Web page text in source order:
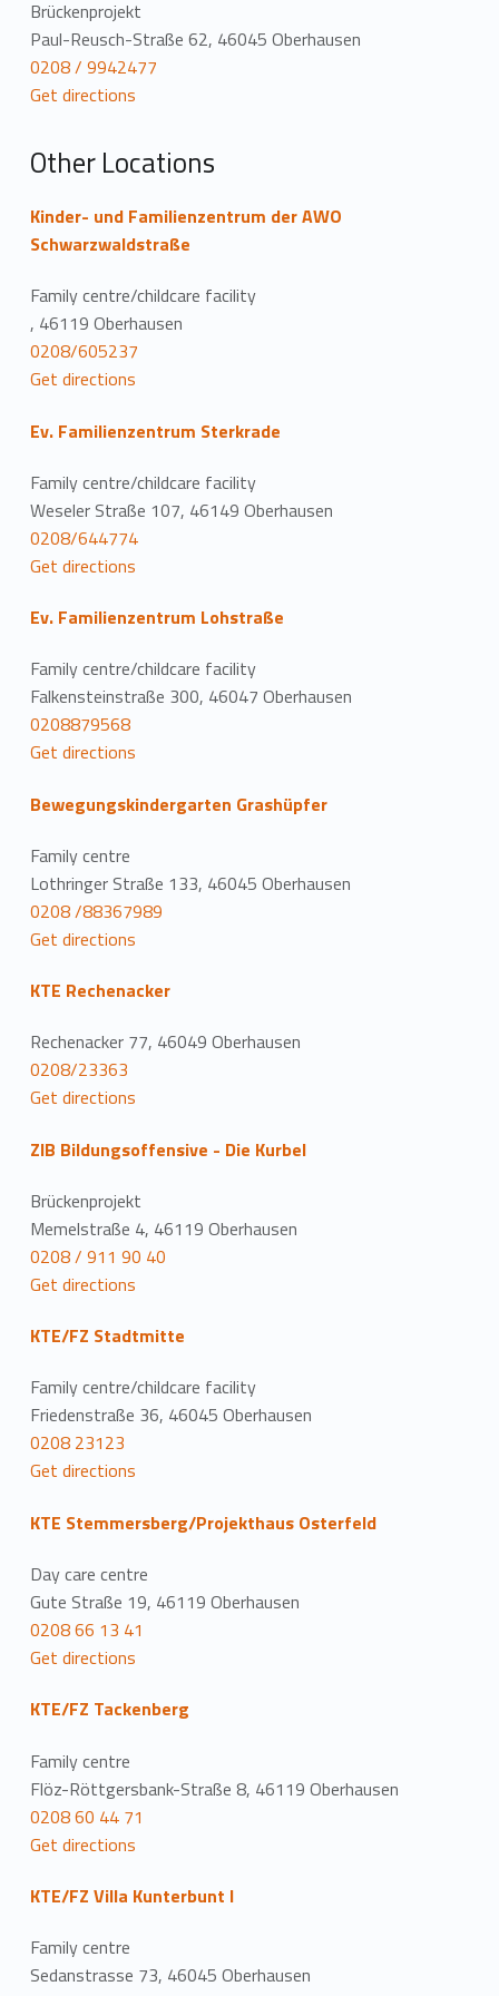
a
t
i
o
n
Brückenprojekt
Paul-Reusch-Straße 62, 46045 Oberhausen
0208 / 9942477
Get directions
Other Locations
Kinder- und Familienzentrum der AWO
Schwarzwaldstraße
Family centre/childcare facility
, 46119 Oberhausen
0208/605237
Get directions
Ev. Familienzentrum Sterkrade
Family centre/childcare facility
Weseler Straße 107, 46149 Oberhausen
0208/644774
Get directions
Ev. Familienzentrum Lohstraße
Family centre/childcare facility
Falkensteinstraße 300, 46047 Oberhausen
0208879568
Get directions
Bewegungskindergarten Grashüpfer
Family centre
Lothringer Straße 133, 46045 Oberhausen
0208 /88367989
Get directions
KTE Rechenacker
Rechenacker 77, 46049 Oberhausen
0208/23363
Get directions
ZIB Bildungsoffensive - Die Kurbel
Brückenprojekt
Memelstraße 4, 46119 Oberhausen
0208 / 911 90 40
Get directions
KTE/FZ Stadtmitte
Family centre/childcare facility
Friedenstraße 36, 46045 Oberhausen
0208 23123
Get directions
KTE Stemmersberg/Projekthaus Osterfeld
Day care centre
Gute Straße 19, 46119 Oberhausen
0208 66 13 41
Get directions
KTE/FZ Tackenberg
Family centre
Flöz-Röttgersbank-Straße 8, 46119 Oberhausen
0208 60 44 71
Get directions
KTE/FZ Villa Kunterbunt I
Family centre
Sedanstrasse 73, 46045 Oberhausen